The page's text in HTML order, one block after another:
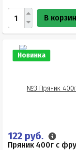
В
Новинка
122 руб.
Пряник 400г с